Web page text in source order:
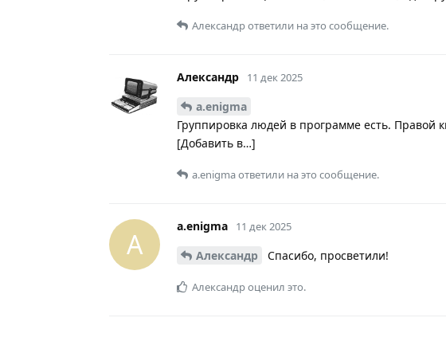
Александрответили на это сообщение.
Александр 11 дек 2025
a.enigma
Группировка людей в программе есть. Правой
[Добавить в…]
a.enigmaответили на это сообщение.
A
a.enigma 11 дек 2025
Александр Спасибо, просветили!
Александроценил это.